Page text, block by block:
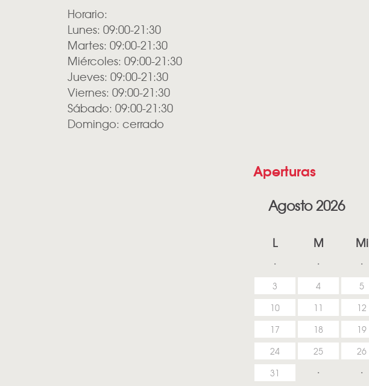
Horario:
Lunes: 09:00-21:30
Martes: 09:00-21:30
Miércoles: 09:00-21:30
Jueves: 09:00-21:30
Viernes: 09:00-21:30
Sábado: 09:00-21:30
Domingo: cerrado
Aperturas
Agosto 2026
L M Mi
3 4 5
10 11 12
17 18 19
24 25 26
31